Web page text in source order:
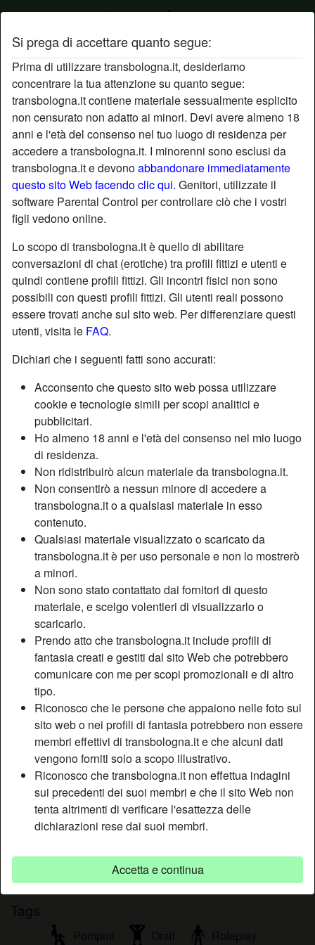
Si prega di accettare quanto segue:
Prima di utilizzare transbologna.it, desideriamo
concentrare la tua attenzione su quanto segue:
transbologna.it contiene materiale sessualmente esplicito
non censurato non adatto ai minori. Devi avere almeno 18
anni e l'età del consenso nel tuo luogo di residenza per
accedere a transbologna.it. I minorenni sono esclusi da
transbologna.it e devonoabbandonare immediatamente
questo sito Web facendo clic qui. Genitori, utilizzate il
software Parental Control per controllare ciò che i vostri
figli vedono online.
Lo scopo di transbologna.it è quello di abilitare
conversazioni di chat (erotiche) tra profili fittizi e utenti e
quindi contiene profili fittizi. Gli incontri fisici non sono
possibili con questi profili fittizi. Gli utenti reali possono
essere trovati anche sul sito web. Per differenziare questi
utenti, visita le FAQ.
Dichiari che i seguenti fatti sono accurati:
Acconsento che questo sito web possa utilizzare
cookie e tecnologie simili per scopi analitici e
pubblicitari.
Ho almeno 18 anni e l'età del consenso nel mio luogo
di residenza.
Non ridistribuirò alcun materiale da transbologna.it.
Non consentirò a nessun minore di accedere a
transbologna.it o a qualsiasi materiale in esso
contenuto.
Qualsiasi materiale visualizzato o scaricato da
transbologna.it è per uso personale e non lo mostrerò
a minori.
Non sono stato contattato dai fornitori di questo
materiale, e scelgo volentieri di visualizzarlo o
scaricarlo.
Prendo atto che transbologna.it include profili di
fantasia creati e gestiti dal sito Web che potrebbero
comunicare con me per scopi promozionali e di altro
tipo.
Riconosco che le persone che appaiono nelle foto sul
sito web o nei profili di fantasia potrebbero non essere
membri effettivi di transbologna.it e che alcuni dati
vengono forniti solo a scopo illustrativo.
Riconosco che transbologna.it non effettua indagini
sui precedenti dei suoi membri e che il sito Web non
tenta altrimenti di verificare l'esattezza delle
dichiarazioni rese dai suoi membri.
Accetta e continua
Profilo di Machilla
star Aggiungi chatChatta adesso
Nickname:
Età:
41
Paese:
Italia
Provincia:
Modena
Sesso:
Shemale
Sessualità:
Relazione:
Single
Colore dei capelli:
Scuro
Depilata:
Sì
Fumatrice:
Descrizione
Non aspetto altro che stare con te, ancor di più se pensi
che sono una femmina aperta a qualsiasi richiesta per cui
nessuno dovrà sentirsi inibito al mio cospettosia chiaro.
Assieme potremo fare grandi cose non credi?
Non ha specificato le sue preferenze